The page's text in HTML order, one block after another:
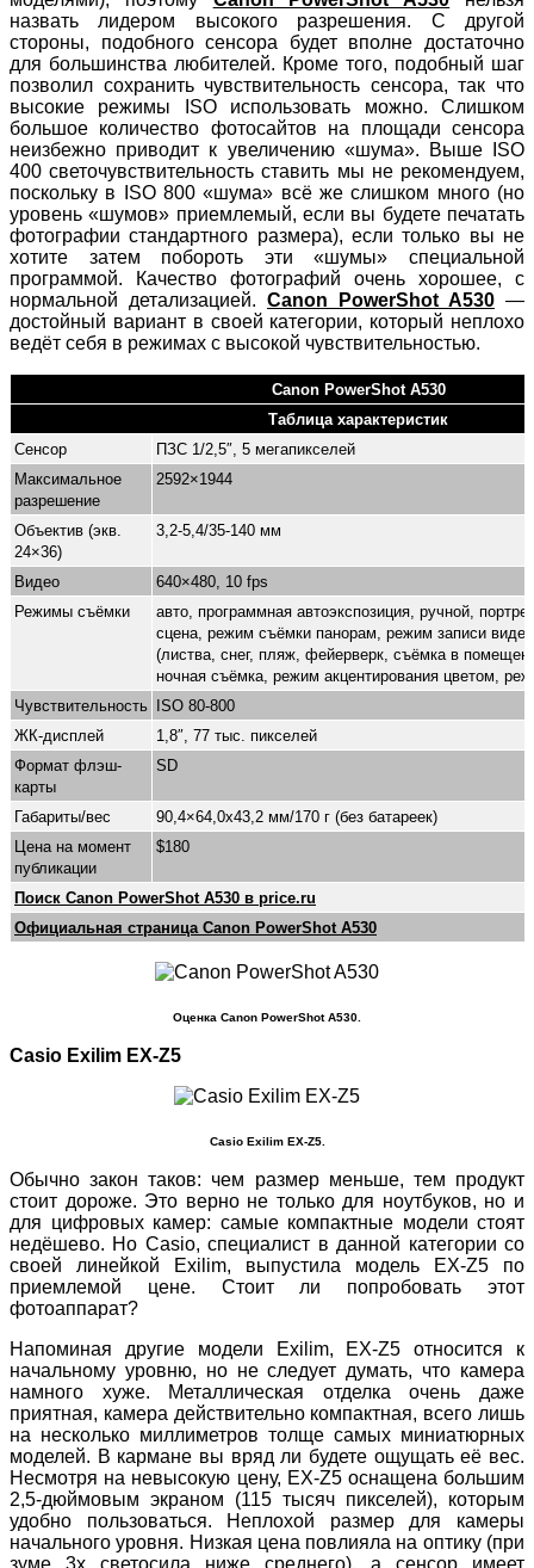
назвать лидером высокого разрешения. С другой
стороны, подобного сенсора будет вполне достаточно
для большинства любителей. Кроме того, подобный шаг
позволил сохранить чувствительность сенсора, так что
высокие режимы ISO использовать можно. Слишком
большое количество фотосайтов на площади сенсора
неизбежно приводит к увеличению «шума». Выше ISO
400 светочувствительность ставить мы не рекомендуем,
поскольку в ISO 800 «шума» всё же слишком много (но
уровень «шумов» приемлемый, если вы будете печатать
фотографии стандартного размера), если только вы не
хотите затем побороть эти «шумы» специальной
программой. Качество фотографий очень хорошее, с
нормальной детализацией. Canon PowerShot A530 —
достойный вариант в своей категории, который неплохо
ведёт себя в режимах с высокой чувствительностью.
Canon PowerShot A530
Таблица характеристик
Сенсор
ПЗС 1/2,5″, 5 мегапикселей
Максимальное
разрешение
2592×1944
Объектив (экв.
24×36)
3,2-5,4/35-140 мм
Видео
640×480, 10 fps
Режимы съёмки
авто, программная автоэкспозиция, ручной,
сцена, режим съёмки панорам, режим записи
(листва, снег, пляж, фейерверк, съёмка в
ночная съёмка, режим акцентирования цветом,
Чувствительность
ISO 80-800
ЖК-дисплей
1,8″, 77 тыс. пикселей
Формат флэш-
карты
SD
Габариты/вес
90,4×64,0x43,2 мм/170 г (без батареек)
Цена на момент
публикации
$180
Поиск Canon PowerShot A530 в price.ru
Официальная страница Canon PowerShot A530
Оценка Canon PowerShot A530.
Casio Exilim EX-Z5
Casio Exilim EX-Z5.
Обычно закон таков: чем размер меньше, тем продукт
стоит дороже. Это верно не только для ноутбуков, но и
для цифровых камер: самые компактные модели стоят
недёшево. Но Casio, специалист в данной категории со
своей линейкой Exilim, выпустила модель EX-Z5 по
приемлемой цене. Стоит ли попробовать этот
фотоаппарат?
Напоминая другие модели Exilim, EX-Z5 относится к
начальному уровню, но не следует думать, что камера
намного хуже. Металлическая отделка очень даже
приятная, камера действительно компактная, всего лишь
на несколько миллиметров толще самых миниатюрных
моделей. В кармане вы вряд ли будете ощущать её вес.
Несмотря на невысокую цену, EX-Z5 оснащена большим
2,5-дюймовым экраном (115 тысяч пикселей), которым
удобно пользоваться. Неплохой размер для камеры
начального уровня. Низкая цена повлияла на оптику (при